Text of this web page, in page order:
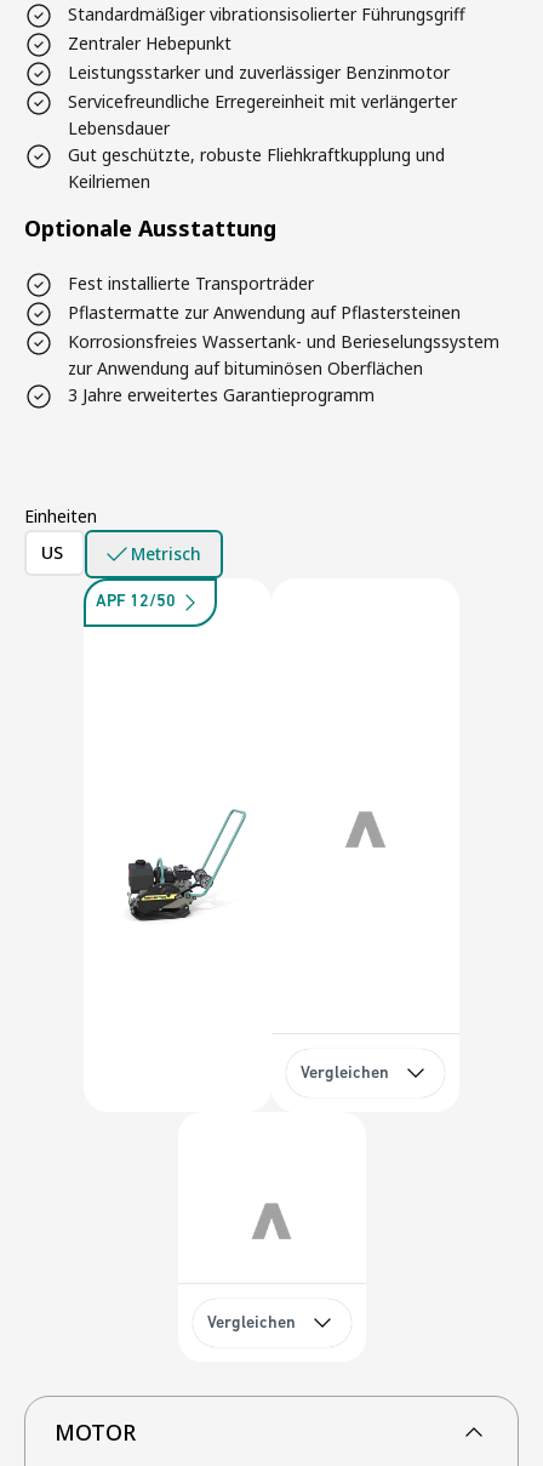
Standardmäßiger vibrationsisolierter Führungsgriff
Zentraler Hebepunkt
Leistungsstarker und zuverlässiger Benzinmotor
Servicefreundliche Erregereinheit mit verlängerter
Lebensdauer
Gut geschützte, robuste Fliehkraftkupplung und
Keilriemen
Optionale Ausstattung
Fest installierte Transporträder
Pflastermatte zur Anwendung auf Pflastersteinen
Korrosionsfreies Wassertank- und Berieselungssystem
zur Anwendung auf bituminösen Oberflächen
3 Jahre erweitertes Garantieprogramm
Einheiten
US
Metrisch
APF 12/50
Vergleichen
Vergleichen
MOTOR